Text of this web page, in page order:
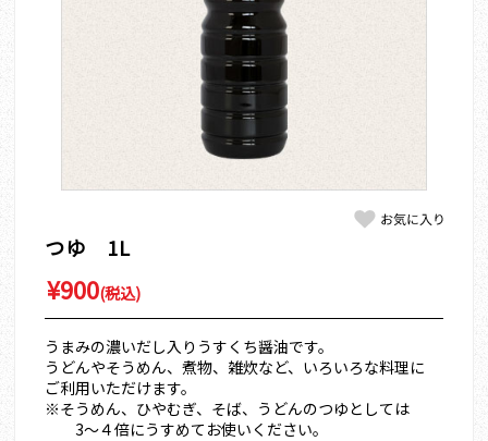
つゆ 1L
¥900(税込)
うまみの濃いだし入りうすくち醤油です。
うどんやそうめん、煮物、雑炊など、いろいろな料理に
ご利用いただけます。
※そうめん、ひやむぎ、そば、うどんのつゆとしては
3～４倍にうすめてお使いください。